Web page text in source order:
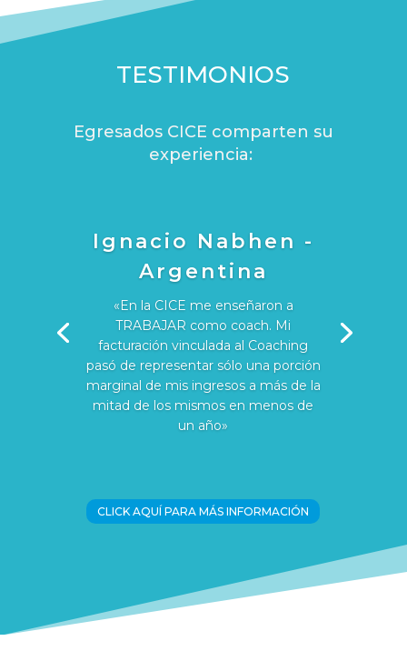
TESTIMONIOS
Egresados CICE comparten su
experiencia:
Ignacio Nabhen -
Argentina
«En la CICE me enseñaron a
TRABAJAR como coach. Mi
facturación vinculada al Coaching
pasó de representar sólo una porción
marginal de mis ingresos a más de la
mitad de los mismos en menos de
un año»
CLICK AQUÍ PARA MÁS INFORMACIÓN